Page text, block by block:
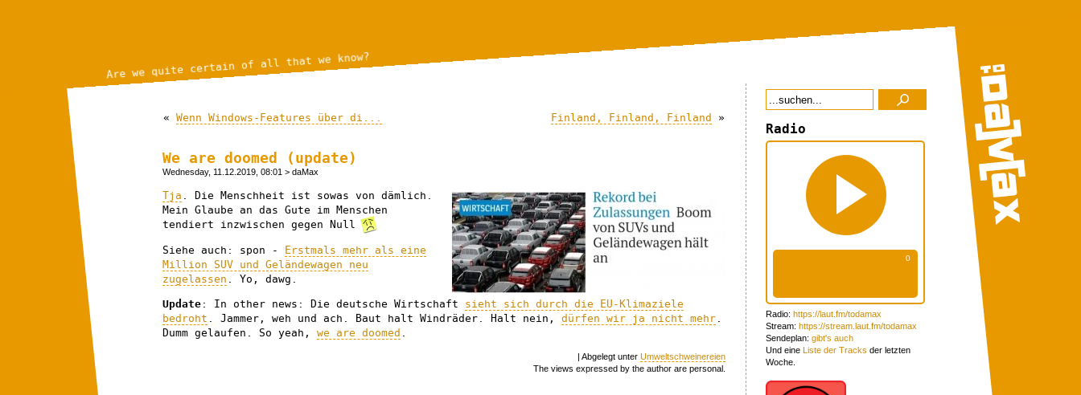
Are we quite certain of all that we know?
« Wenn Windows-Features über di... Finland, Finland, Finland »
We are doomed (update)
Wednesday, 11.12.2019, 08:01 > daMax
Tja . Die Menschheit ist sowas von dämlich.
Mein Glaube an das Gute im Menschen
tendiert inzwischen gegen Null
Siehe auch: spon - Erstmals mehr als eine
Million SUV und Geländewagen neu
zugelassen . Yo, dawg.
Update : In other news: Die deutsche Wirtschaft sieht sich durch die EU-Klimaziele
bedroht . Jammer, weh und ach. Baut halt Windräder. Halt nein, dürfen wir ja nicht mehr
Dumm gelaufen. So yeah, we are doomed
| Abgelegt unter Umweltschweinereien
The views expressed by the author are personal.
Radio
Radio: https://laut.fm/todamax
Stream: https://stream.laut.fm/todamax
Sendeplan: gibt's auch
Und eine Liste der Tracks der letzten
Woche.